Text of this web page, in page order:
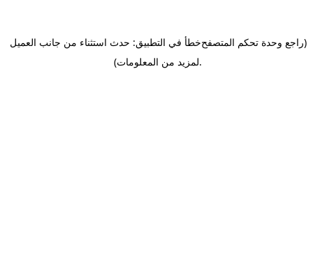
خطأ في التطبيق: حدث استثناء من جانب العميل(راجع وحدة تحكم المتصفح
لمزيد من المعلومات).